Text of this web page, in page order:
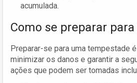
acumulada.
Como se preparar
Preparar-se para uma tempestade
minimizar os danos e garantir a
ações que podem ser tomadas